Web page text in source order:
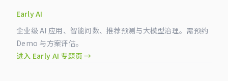
Early AI
企业级 AI 应用、智能问数、推荐预测与大模型治理。需预约
Demo 与方案评估。
进入 Early AI 专题页 →